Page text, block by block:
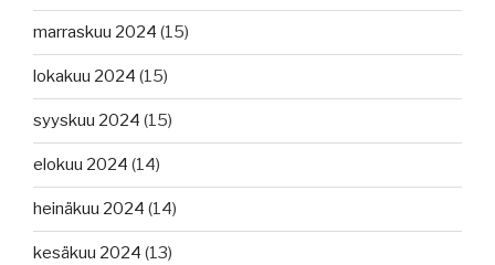
marraskuu 2024 (15)
lokakuu 2024 (15)
syyskuu 2024 (15)
elokuu 2024 (14)
heinäkuu 2024 (14)
kesäkuu 2024 (13)